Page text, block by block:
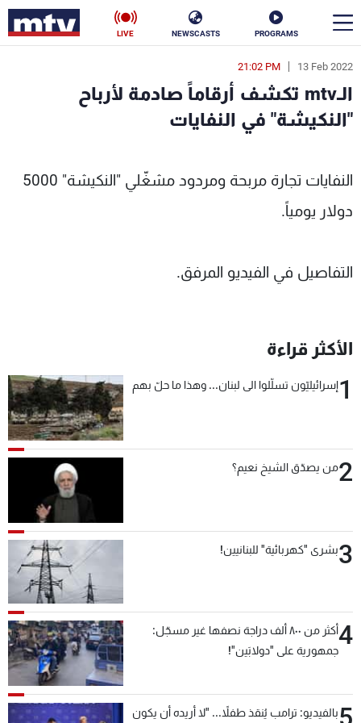
PROGRAMS
NEWSCASTS
LIVE
13 Feb 2022
21:02 PM
الـmtv تكشف أرقاماً صادمة لأرباح
"النكيشة" في النفايات
النفايات تجارة مربحة ومردود مشغّلي "النكيشة" 5000
دولار يومياً.
التفاصيل في الفيديو المرفق.
الأكثر قراءة
1إسرائيليّون تسلّلوا الى لبنان... وهذا ما حلّ بهم
2من يصدّق الشيخ نعيم؟
3بشرى "كهربائية" للبنانيين!
4
أكثر من ٨٠٠ ألف دراجة نصفها غير مسجّل:
جمهورية على "دولابَين"!
بالفيديو: ترامب يُنقذ طفلاً... "لا أريده أن يكون
en
الأخبار
إقتصاد فن
منوعات
البرامج
جدول البرامج
شاهد البرامج
الترددات
عن MTV
الإنـتـاج
وظائف